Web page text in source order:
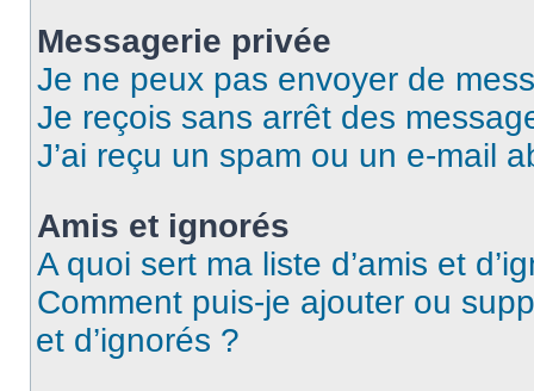
Messagerie privée
Je ne peux pas envoyer de
Je reçois sans arrêt des
J’ai reçu un spam ou un e-mail
Amis et ignorés
A quoi sert ma liste d’amis et
Comment puis-je ajouter ou
et d’ignorés ?